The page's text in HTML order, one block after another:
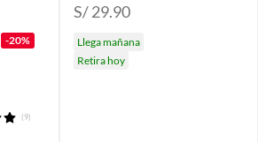
-20%
(9)
S/ 29.90
Llega mañana
Retira hoy